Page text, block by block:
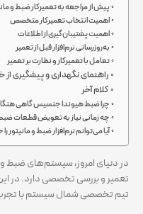
پیش از مراجعه به تعمیرکار ضبط و
اهمیت انتخاب تعمیرکار متخصص
اهمیت پشتیبان‌گیری از اطلاعات
به‌روزرسانی نرم‌افزار قبل از تعمیر
تعامل با تعمیرکار و نظارت بر تعمیر
راهنمای نگهداری و پیشگیری از
کلام آخر
چرا ضبط هیوندا جنسیس گاهی
چه زمانی نیاز به تعویض قطعات
آیا می‌توانم نرم‌افزار ضبط و مانیتور
در دنیای امروز، سیستم‌های ضبط و
تعمیر و بررسی تخصصی دارد. در
تیم تخصصی شمال سیستم با تجربه